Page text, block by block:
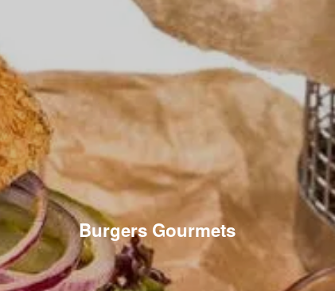
Burgers Gourmets